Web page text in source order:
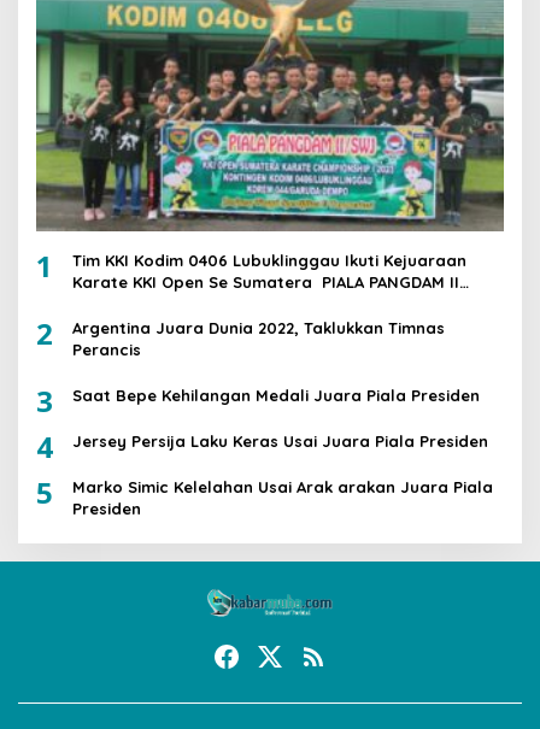
1
Tim KKI Kodim 0406 Lubuklinggau Ikuti Kejuaraan
Karate KKI Open Se Sumatera PIALA PANGDAM II
2
Argentina Juara Dunia 2022, Taklukkan Timnas
Perancis
3 Saat Bepe Kehilangan Medali Juara Piala Presiden
4 Jersey Persija Laku Keras Usai Juara Piala Presiden
5
Marko Simic Kelelahan Usai Arak arakan Juara Piala
Presiden